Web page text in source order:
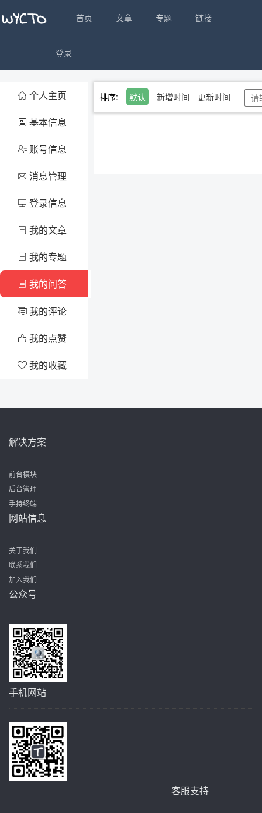
首页 文章 专题 链接
登录
 个人主页
 基本信息
 账号信息
 消息管理
 登录信息
 我的文章
 我的专题
 我的问答
 我的评论
 我的点赞
 我的收藏
排序: 默认 新增时间 更新时间
解决方案
前台模块
后台管理
手持终端
网站信息
关于我们
联系我们
加入我们
公众号
手机网站
客服支持